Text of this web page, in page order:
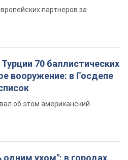
партнеров за
70 баллистических
вооружение: в Госдепе
об этом американский
ухом": в городах